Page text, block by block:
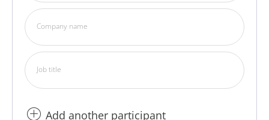
Company name
Job title
Add another participant